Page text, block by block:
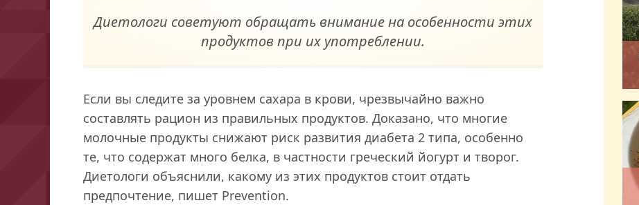
Диетологи советуют обращать внимание на особенности этих
продуктов при их употреблении.
Если вы следите за уровнем сахара в крови, чрезвычайно важно
составлять рацион из правильных продуктов. Доказано, что многие
молочные продукты снижают риск развития диабета 2 типа, особенно
те, что содержат много белка, в частности греческий йогурт и творог.
Диетологи объяснили, какому из этих продуктов стоит отдать
предпочтение, пишет Prevention.